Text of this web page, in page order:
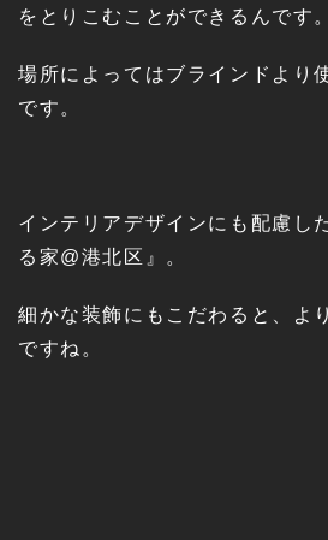
をとりこむことができるんです。
場所によってはブラインドより
です。
インテリアデザインにも配慮し
る家@港北区』。
細かな装飾にもこだわると、よ
ですね。